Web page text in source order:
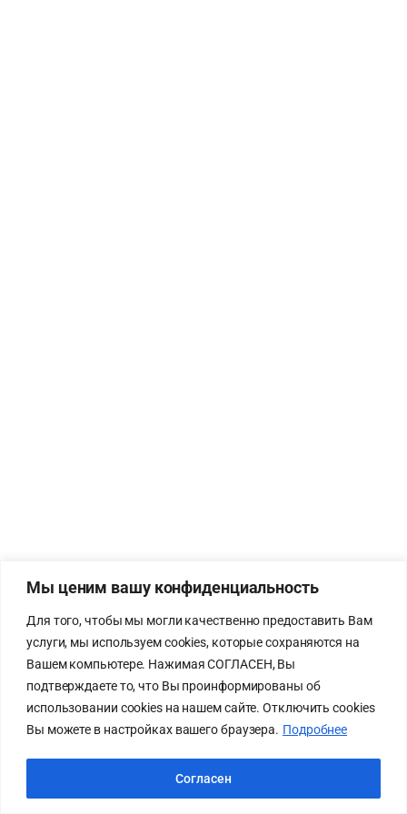
Мы ценим вашу конфиденциальность
Для того, чтобы мы могли качественно предоставить Вам
услуги, мы используем cookies, которые сохраняются на
Вашем компьютере. Нажимая СОГЛАСЕН, Вы
подтверждаете то, что Вы проинформированы об
использовании cookies на нашем сайте. Отключить cookies
Вы можете в настройках вашего браузера. Подробнее
Согласен